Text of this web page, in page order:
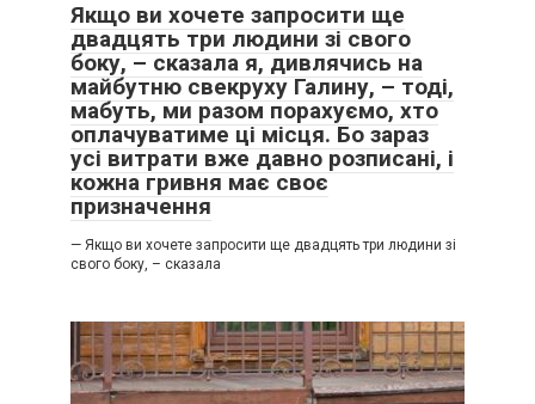
Якщо ви хочете запросити ще
двадцять три людини зі свого
боку, – сказала я, дивлячись на
майбутню свекруху Галину, – тоді,
мабуть, ми разом порахуємо, хто
оплачуватиме ці місця. Бо зараз
усі витрати вже давно розписані, і
кожна гривня має своє
призначення
— Якщо ви хочете запросити ще двадцять три людини зі
свого боку, – сказала